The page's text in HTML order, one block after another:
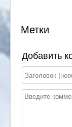
Метки
Добавить